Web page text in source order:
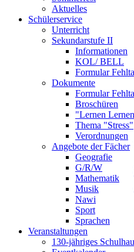
Aktuelles
Schülerservice
Unterricht
Sekundarstufe II
Informationen
KOL/ BELL
Formular
Dokumente
Formular
Broschüren
"Lernen
Thema "Stress"
Verordnungen
Angebote der Fächer
Geografie
G/R/W
Mathematik
Musik
Nawi
Sport
Sprachen
Veranstaltungen
130-jähriges